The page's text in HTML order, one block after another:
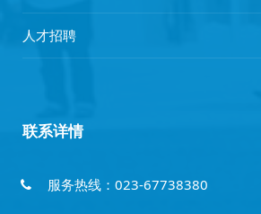
人才招聘
联系详情
服务热线：023-67738380